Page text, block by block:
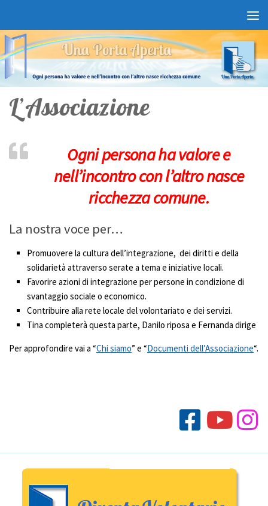
L’Associazione
Ogni persona ha valore e
nell’incontro con l’altro nasce
ricchezza comune.
La nostra voce per…
Promuovere la cultura dell’integrazione, dei diritti e della
solidarietà attraverso serate a tema e iniziative locali.
Favorire azioni di integrazione per persone in condizione di
svantaggio sociale o economico.
Contribuire alla rete locale del volontariato e dei servizi.
Tina completerà questa parte, Danilo riposa e Fernanda dirige
Per approfondire vai a “Chi siamo” e “Documenti dell’Associazione“.